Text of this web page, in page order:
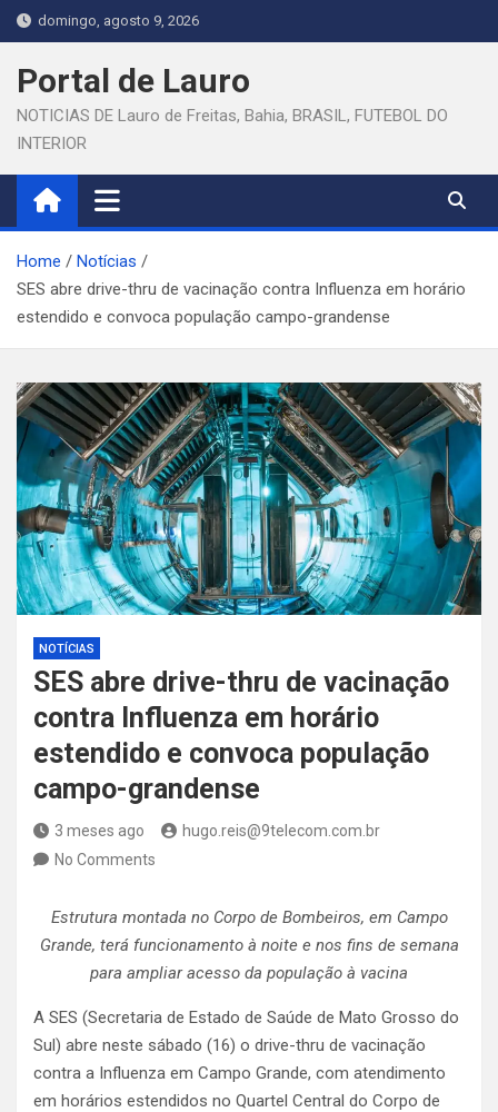
Skip
to
content
domingo, agosto 9, 2026
Portal de Lauro
NOTICIAS DE Lauro de Freitas, Bahia, BRASIL, FUTEBOL DO
INTERIOR
Home
Notícias
SES abre drive-thru de vacinação contra Influenza em horário
estendido e convoca população campo-grandense
NOTÍCIAS
SES abre drive-thru de vacinação
contra Influenza em horário
estendido e convoca população
campo-grandense
3 meses ago
hugo.reis@9telecom.com.br
No Comments
Estrutura montada no Corpo de Bombeiros, em Campo
Grande, terá funcionamento à noite e nos fins de semana
para ampliar acesso da população à vacina
A SES (Secretaria de Estado de Saúde de Mato Grosso do
Sul) abre neste sábado (16) o drive-thru de vacinação
contra a Influenza em Campo Grande, com atendimento
em horários estendidos no Quartel Central do Corpo de